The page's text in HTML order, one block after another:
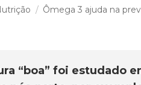
Ômega 3 ajuda na
“boa” foi estudado